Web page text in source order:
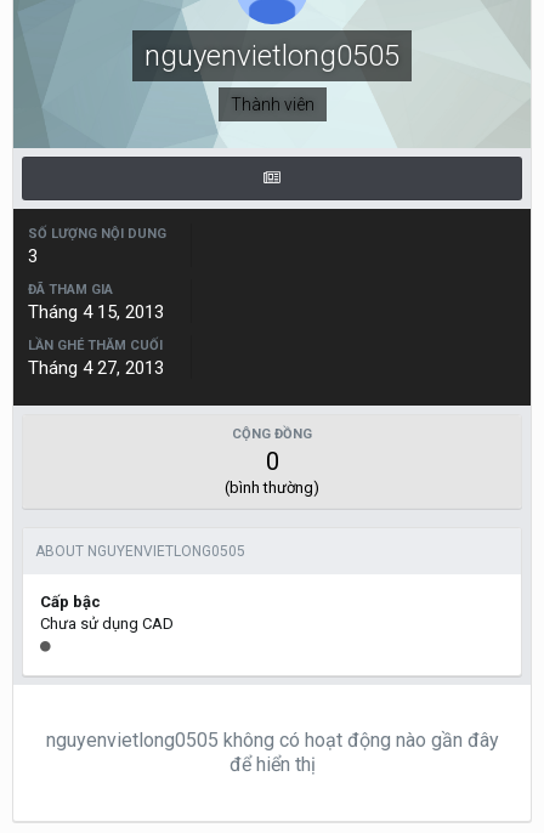
nguyenvietlong0505
Thành viên
SỐ LƯỢNG NỘI DUNG
3
ĐÃ THAM GIA
Tháng 4 15, 2013
LẦN GHÉ THĂM CUỐI
Tháng 4 27, 2013
CỘNG ĐỒNG
0
(bình thường)
ABOUT NGUYENVIETLONG0505
Cấp bậc
Chưa sử dụng CAD
nguyenvietlong0505 không có hoạt động nào gần đây
để hiển thị